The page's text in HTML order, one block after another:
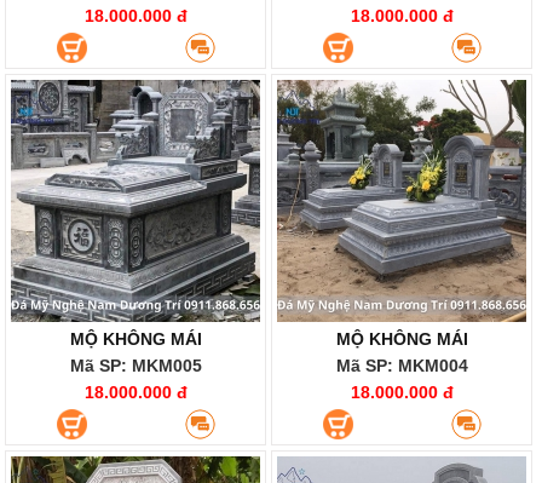
18.000.000 đ
18.000.000 đ
MỘ KHÔNG MÁI
Mã SP: MKM005
18.000.000 đ
MỘ KHÔNG MÁI
Mã SP: MKM004
18.000.000 đ